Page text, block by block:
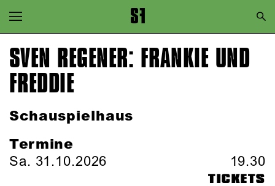
Zur Hauptnavigation springen
Zum Hauptinhalt springen
Zum Footer springen
SVEN REGENER: FRANKIE UND
FREDDIE
Schauspielhaus
Termine
Sa. 31.10.2026 19.30
TICKETS